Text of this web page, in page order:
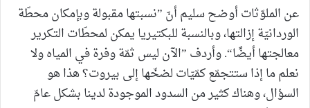
عن الملوّثات أوضح سليم أنّ ”نسبتها مقبولة وبإمكان محطّة
الوردانيّة إزالتها، وبالنسبة للبكتيريا يمكن لمحطّات التكرير
معالجتها أيضًا“. وأردف ”الآن ليس ثمّة وفرة في المياه ولا
نعلم ما إذا ستتجمّع كمّيّات لضخّها إلى بيروت؟ هذا هو
السؤال، وهناك كثير من السدود الموجودة لدينا بشكل عامّ